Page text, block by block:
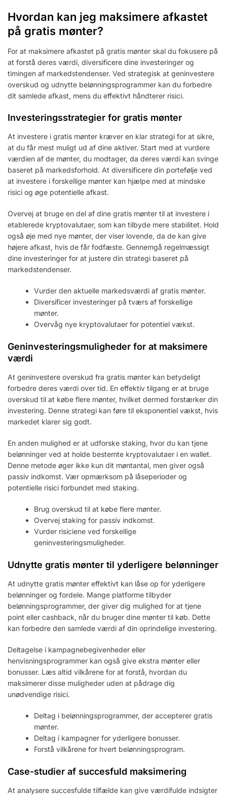
Hvordan kan jeg maksimere afkastet
på gratis mønter?
For at maksimere afkastet på gratis mønter skal du fokusere på
at forstå deres værdi, diversificere dine investeringer og
timingen af markedstendenser. Ved strategisk at geninvestere
overskud og udnytte belønningsprogrammer kan du forbedre
dit samlede afkast, mens du effektivt håndterer risici.
Investeringsstrategier for gratis mønter
At investere i gratis mønter kræver en klar strategi for at sikre,
at du får mest muligt ud af dine aktiver. Start med at vurdere
værdien af de mønter, du modtager, da deres værdi kan svinge
baseret på markedsforhold. At diversificere din portefølje ved
at investere i forskellige mønter kan hjælpe med at mindske
risici og øge potentielle afkast.
Overvej at bruge en del af dine gratis mønter til at investere i
etablerede kryptovalutaer, som kan tilbyde mere stabilitet. Hold
også øje med nye mønter, der viser lovende, da de kan give
højere afkast, hvis de får fodfæste. Gennemgå regelmæssigt
dine investeringer for at justere din strategi baseret på
markedstendenser.
Vurder den aktuelle markedsværdi af gratis mønter.
Diversificer investeringer på tværs af forskellige
mønter.
Overvåg nye kryptovalutaer for potentiel vækst.
Geninvesteringsmuligheder for at maksimere
værdi
At geninvestere overskud fra gratis mønter kan betydeligt
forbedre deres værdi over tid. En effektiv tilgang er at bruge
overskud til at købe flere mønter, hvilket dermed forstærker din
investering. Denne strategi kan føre til eksponentiel vækst, hvis
markedet klarer sig godt.
En anden mulighed er at udforske staking, hvor du kan tjene
belønninger ved at holde bestemte kryptovalutaer i en wallet.
Denne metode øger ikke kun dit møntantal, men giver også
passiv indkomst. Vær opmærksom på låseperioder og
potentielle risici forbundet med staking.
Brug overskud til at købe flere mønter.
Overvej staking for passiv indkomst.
Vurder risiciene ved forskellige
geninvesteringsmuligheder.
Udnytte gratis mønter til yderligere belønninger
At udnytte gratis mønter effektivt kan låse op for yderligere
belønninger og fordele. Mange platforme tilbyder
belønningsprogrammer, der giver dig mulighed for at tjene
point eller cashback, når du bruger dine mønter til køb. Dette
kan forbedre den samlede værdi af din oprindelige investering.
Deltagelse i kampagnebegivenheder eller
henvisningsprogrammer kan også give ekstra mønter eller
bonusser. Læs altid vilkårene for at forstå, hvordan du
maksimerer disse muligheder uden at pådrage dig
unødvendige risici.
Deltag i belønningsprogrammer, der accepterer gratis
mønter.
Deltag i kampagner for yderligere bonusser.
Forstå vilkårene for hvert belønningsprogram.
Case-studier af succesfuld maksimering
At analysere succesfulde tilfælde kan give værdifulde indsigter